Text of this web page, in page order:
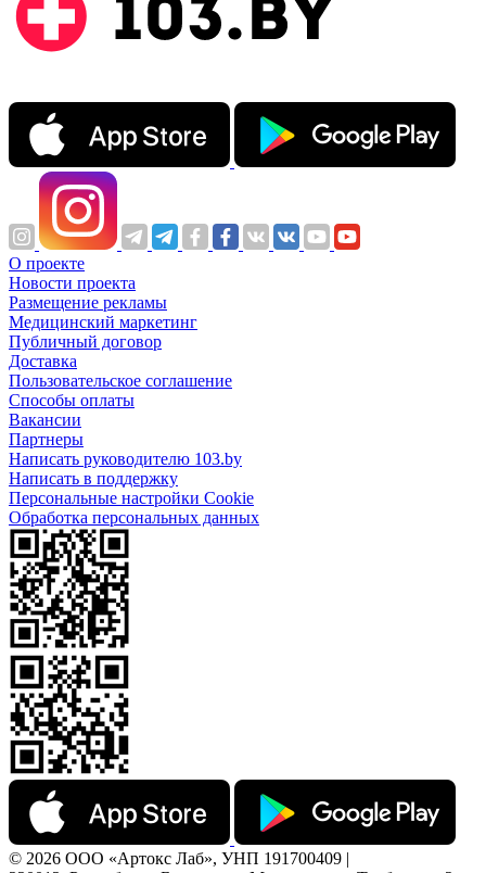
О проекте
Новости проекта
Размещение рекламы
Медицинский маркетинг
Публичный договор
Доставка
Пользовательское соглашение
Способы оплаты
Вакансии
Партнеры
Написать руководителю 103.by
Написать в поддержку
Персональные настройки Cookie
Обработка персональных данных
© 2026 ООО «Артокс Лаб», УНП 191700409 |